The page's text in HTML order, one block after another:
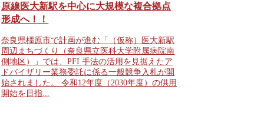
原線医大新駅を中心に大規模な複合拠点
形成へ！！
奈良県橿原市で計画が進む「（仮称）医大新駅
周辺まちづくり（奈良県立医科大学附属病院南
側地区）」では、PFI 手法の活用を見据えたア
ドバイザリー業務委託に係る一般競争入札が開
始されました。 令和12年度（2030年度）の供用
開始を目指...